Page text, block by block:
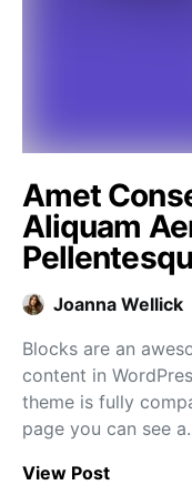
Amet
Aliquam
Joanna Wellick
Blocks are an
content in
theme is fully
page you can see
View Post